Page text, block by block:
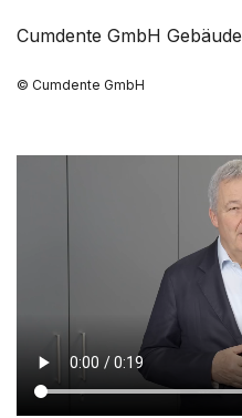
Cumdente GmbH Gebäude
© Cumdente GmbH